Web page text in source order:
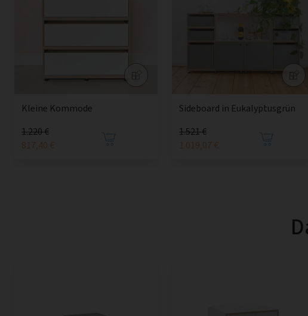
Kleine Kommode
1.220 €
817,40 €
Sideboard in Eukalyptusgrün
1.521 €
1.019,07 €